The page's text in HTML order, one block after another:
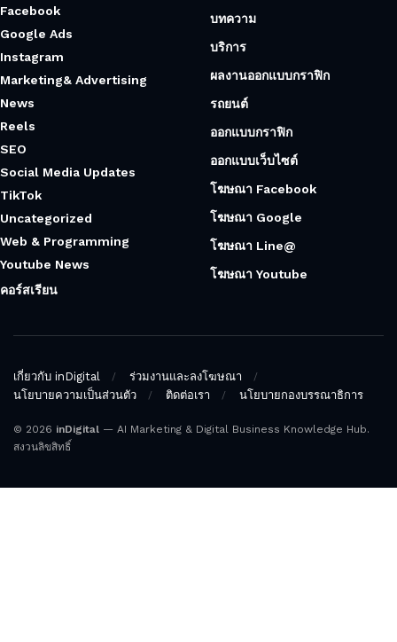
Facebook
Google Ads
Instagram
Marketing& Advertising
News
Reels
SEO
Social Media Updates
TikTok
Uncategorized
Web & Programming
Youtube News
คอร์สเรียน
บทความ
บริการ
ผลงานออกแบบกราฟิก
รถยนต์
ออกแบบกราฟิก
ออกแบบเว็บไซต์
โฆษณา Facebook
โฆษณา Google
โฆษณา Line@
โฆษณา Youtube
เกี่ยวกับ inDigital
ร่วมงานและลงโฆษณา
นโยบายความเป็นส่วนตัว
ติดต่อเรา นโยบายกองบรรณาธิการ
© 2026 inDigital — AI Marketing & Digital Business Knowledge Hub.
สงวนลิขสิทธิ์